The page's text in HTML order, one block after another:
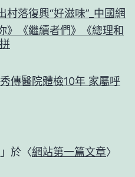
落復興“好滋味”_中國網
》《繼續者們》《總理和
傳醫院體檢10年 家屬呼
」於〈網站第一篇文章〉